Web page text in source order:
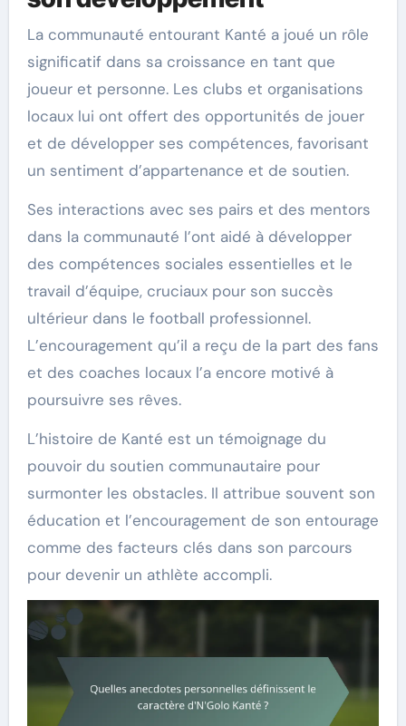
La communauté entourant Kanté a joué un rôle
significatif dans sa croissance en tant que
joueur et personne. Les clubs et organisations
locaux lui ont offert des opportunités de jouer
et de développer ses compétences, favorisant
un sentiment d’appartenance et de soutien.
Ses interactions avec ses pairs et des mentors
dans la communauté l’ont aidé à développer
des compétences sociales essentielles et le
travail d’équipe, cruciaux pour son succès
ultérieur dans le football professionnel.
L’encouragement qu’il a reçu de la part des fans
et des coaches locaux l’a encore motivé à
poursuivre ses rêves.
L’histoire de Kanté est un témoignage du
pouvoir du soutien communautaire pour
surmonter les obstacles. Il attribue souvent son
éducation et l’encouragement de son entourage
comme des facteurs clés dans son parcours
pour devenir un athlète accompli.